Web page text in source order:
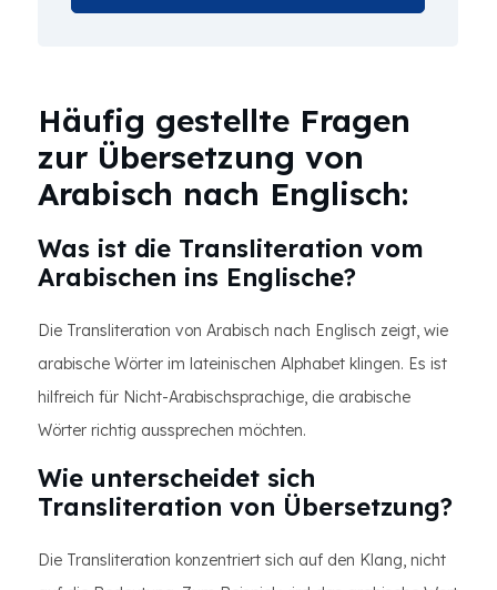
Häufig gestellte Fragen
zur Übersetzung von
Arabisch nach Englisch:
Was ist die Transliteration vom
Arabischen ins Englische?
Die Transliteration von Arabisch nach Englisch zeigt, wie
arabische Wörter im lateinischen Alphabet klingen. Es ist
hilfreich für Nicht-Arabischsprachige, die arabische
Wörter richtig aussprechen möchten.
Wie unterscheidet sich
Transliteration von Übersetzung?
Die Transliteration konzentriert sich auf den Klang, nicht